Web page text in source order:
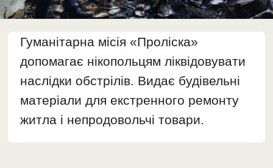
Гуманітарна місія «Проліска»
допомагає нікопольцям ліквідовувати
наслідки обстрілів. Видає будівельні
матеріали для екстренного ремонту
житла і непродовольчі товари.